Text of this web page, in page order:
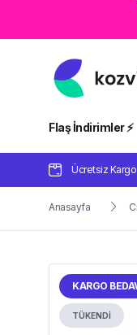
Flaş İndirimler ⚡️
Ücretsiz Kargo
Anasayfa
KARGO
TÜKENDİ